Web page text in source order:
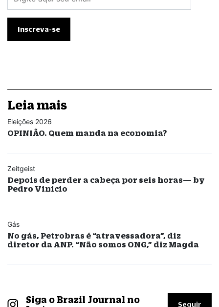
Leia mais
Eleições 2026
OPINIÃO. Quem manda na economia?
Zeitgeist
Depois de perder a cabeça por seis horas— by
Pedro Vinicio
Gás
No gás, Petrobras é “atravessadora”, diz
diretor da ANP. “Não somos ONG,” diz Magda
Siga o Brazil Journal no
Seguir